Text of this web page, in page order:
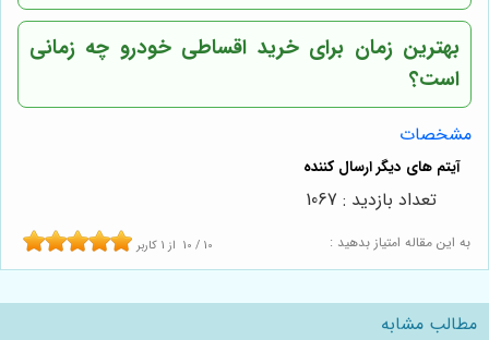
بهترین زمان برای خرید اقساطی خودرو چه زمانی
است؟
مشخصات
به این مقاله امتیاز بدهید : 10 / 10 از 1 کاربر
تعداد بازدید : 1067
مطالب مشابه